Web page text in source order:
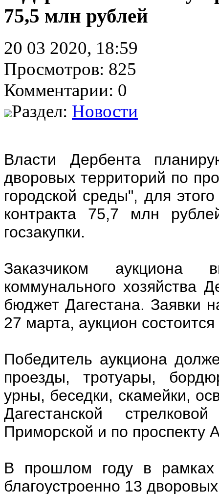
75,5 млн рублей
20 03 2020, 18:59
Просмотров: 825
Комментарии: 0
Раздел: Новости
Власти Дербента
дворовых территорий по
городской среды", для
контракта 75,7 млн
госзакупки.
Заказчиком аукциона
коммунального хозяйства
бюджет Дагестана. Заявки
27 марта, аукцион
Победитель аукциона
проезды, тротуары,
урны, беседки, скамейки,
Дагестанской
Приморской и по проспекту
В прошлом году в
благоустроенно 13